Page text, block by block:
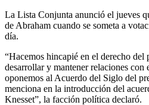
La Lista Conjunta anunció el jueves
de Abraham cuando se someta a
día.
“Hacemos hincapié en el derecho del
desarrollar y mantener relaciones con
oponemos al Acuerdo del Siglo del
menciona en la introducción del
Knesset”, la facción política declaró.